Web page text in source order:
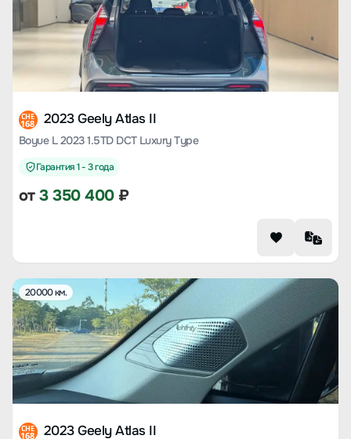
CHE
168 2023 Geely Atlas II
Boyue L 2023 1.5TD DCT Luxury Type
Гарантия 1 - 3 года
от3 350 400₽
20000 км.
CHE
168 2023 Geely Atlas II